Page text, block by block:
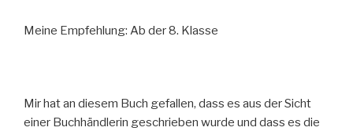
Meine Empfehlung: Ab der 8. Klasse
Mir hat an diesem Buch gefallen, dass es aus der Sicht
einer Buchhändlerin geschrieben wurde und dass es die